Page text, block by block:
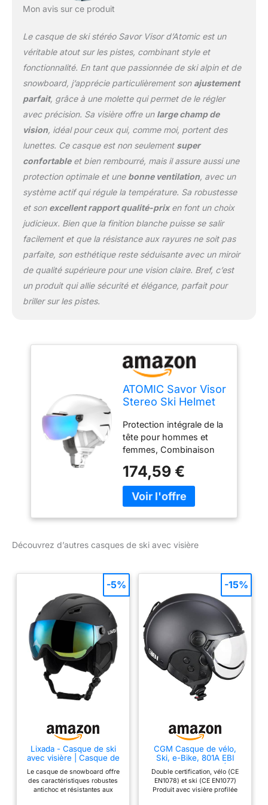
360° et au Live Fit pour
un ajustement optimal.
Système de ventilation
Aircon innovant qui
évacue l'air chaud pour
une tête fraîche pendant
le ski, doublure intérieure
amovible et lavable,
coussinets 3D
compatibles avec les
systèmes audio.
Contenu: 1 x Atomic
Casque à visière unisexe,
taille M, tour de tête : 55-
59 cm, couleur : blanc,
AN5005714M
Mon avis sur ce produit
Le casque de ski stéréo Savor Visor d’Atomic est un
véritable atout sur les pistes, combinant style et
fonctionnalité. En tant que passionnée de ski alpin et de
snowboard, j’apprécie particulièrement son ajustement
parfait, grâce à une molette qui permet de le régler
avec précision. Sa visière offre un large champ de
vision, idéal pour ceux qui, comme moi, portent des
lunettes. Ce casque est non seulement super
confortableet bien rembourré, mais il assure aussi une
protection optimale et une bonne ventilation, avec un
système actif qui régule la température. Sa robustesse
et son excellent rapport qualité-prixen font un choix
judicieux. Bien que la finition blanche puisse se salir
facilement et que la résistance aux rayures ne soit pas
parfaite, son esthétique reste séduisante avec un miroir
de qualité supérieure pour une vision claire. Bref, c’est
un produit qui allie sécurité et élégance, parfait pour
briller sur les pistes.
ATOMIC Savor Visor
Stereo Ski Helmet
White, 55/59 cm
Protection intégrale de la
tête pour hommes et
femmes, Combinaison
lunettes de ski pour un
ski sans complication et
détendu, Ajustement
réglable adaptée au port
Stereo Lens avec 9
couches et revêtement
miroir pour une
protection contre
l'éblouissement, une
vision claire et une
protection contre la
fatigue oculaire.
Protection contre les
chocs jusqu'à 30 %
supérieure à celle exigée
grâce à la construction
légère Holo Core, au
système d'ajustement à
360° et au Live Fit pour
un ajustement optimal.
Système de ventilation
174,59 €
Découvrez d’autres casques de ski avec visière
Lixada - Casque de ski
avec visière | Casque de
hommes et femmes avec
ouvertures de ventilation
| Casque de ski unisexe |
Le casque de snowboard offre
des caractéristiques robustes
antichoc et résistantes aux
-5%
CGM Casque de vélo,
Ski, e-Bike, 801A EBI
Mono, Noir Mat, M (57-
58 cm)
Double certification, vélo (CE
EN1078) et ski (CE EN1077)
Produit avec visière profilée
-15%